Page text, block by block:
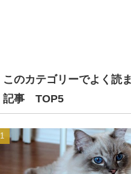
このカテゴリーでよく読
記事 TOP5